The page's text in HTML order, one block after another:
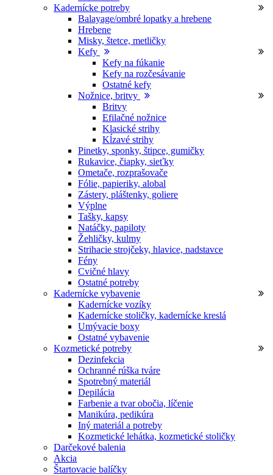
Kadernícke potreby
Balayage/ombré lopatky a hrebene
Hrebene
Misky, štetce, metličky
Kefy
Kefy na fúkanie
Kefy na rozčesávanie
Ostatné kefy
Nožnice, britvy
Britvy
Efilačné nožnice
Klasické strihy
Kĺzavé strihy
Pinetky, sponky, štipce, gumičky
Rukavice, čiapky, sieťky
Ometače, rozprašovače
Fólie, papieriky, alobal
Zástery, pláštenky, goliere
Výplne
Tašky, kapsy
Natáčky, papiloty
Žehličky, kulmy
Strihacie strojčeky, hlavice, nadstavce
Fény
Cvičné hlavy
Ostatné potreby
Kadernícke vybavenie
Kadernícke vozíky
Kadernícke stoličky, kadernícke kreslá
Umývacie boxy
Ostatné vybavenie
Kozmetické potreby
Dezinfekcia
Ochranné rúška tváre
Spotrebný materiál
Depilácia
Farbenie a tvar obočia, líčenie
Manikúra, pedikúra
Iný materiál a potreby
Kozmetické lehátka, kozmetické stoličky
Darčekové balenia
Akcia
Štartovacie balíčky